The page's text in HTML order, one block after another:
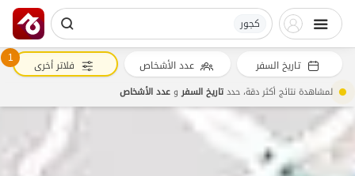
کجور
تاريخ السفر عدد الأشخاص 1 فلاتر أخرى
لمشاهدة نتائج أكثر دقة، حددتاريخ السفروعدد الأشخاص